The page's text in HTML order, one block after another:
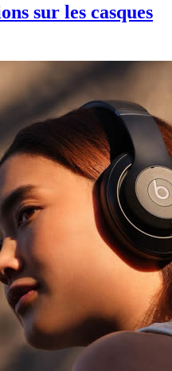
sur les casques